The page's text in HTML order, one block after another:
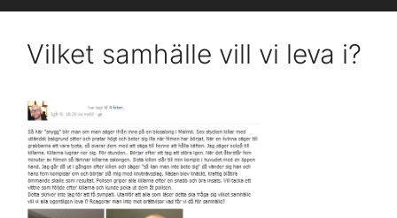
Vilket samhälle vill vi leva i?